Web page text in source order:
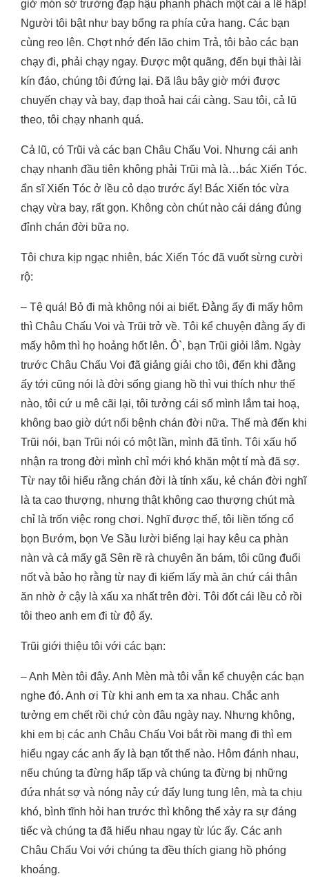
giở món sở trường đạp hậu phanh phách một cái a lê hấp!
Người tôi bật như bay bổng ra phía cửa hang. Các bạn
cùng reo lên. Chợt nhớ đến lão chim Trả, tôi bảo các bạn
chạy đi, phải chạy ngay. Được một quãng, đến bụi thài lài
kín đáo, chúng tôi đứng lại. Đã lâu bây giờ mới được
chuyến chạy và bay, đạp thoả hai cái càng. Sau tôi, cả lũ
theo, tôi chạy nhanh quá.
Cả lũ, có Trũi và các bạn Châu Chấu Voi. Nhưng cái anh
chạy nhanh đầu tiên không phải Trũi mà là…bác Xiến Tóc.
ẩn sĩ Xiến Tóc ở lều cỏ dạo trước ấy! Bác Xiến tóc vừa
chạy vừa bay, rất gọn. Không còn chút nào cái dáng đủng
đỉnh chán đời bữa nọ.
Tôi chưa kịp ngạc nhiên, bác Xiến Tóc đã vuốt sừng cười
rộ:
– Tệ quá! Bỏ đi mà không nói ai biết. Đằng ấy đi mấy hôm
thì Châu Chấu Voi và Trũi trở về. Tôi kể chuyện đằng ấy đi
mấy hôm thì họ hoảng hốt lên. Ô`, bạn Trũi giỏi lắm. Ngày
trước Châu Chấu Voi đã giảng giải cho tôi, đến khi đằng
ấy tới cũng nói là đời sống giang hồ thì vui thích như thế
nào, tôi cứ u mê cãi lại, tôi tưởng cái số mình lắm tai hoạ,
không bao giờ dứt nổi bệnh chán đời nữa. Thế mà đến khi
Trũi nói, bạn Trũi nói có một lần, mình đã tỉnh. Tôi xấu hổ
nhận ra trong đời mình chỉ mới khó khăn một tí mà đã sợ.
Từ nay tôi hiểu rằng chán đời là tính xấu, kẻ chán đời nghĩ
là ta cao thượng, nhưng thật không cao thượng chút mà
chỉ là trốn việc rong chơi. Nghĩ được thế, tôi liền tống cổ
bọn Bướm, bọn Ve Sầu lười biếng lại hay kêu ca phàn
nàn và cả mấy gã Sên rề rà chuyên ăn bám, tôi cũng đuổi
nốt và bảo họ rằng từ nay đi kiếm lấy mà ăn chứ cái thân
ăn nhờ ở cậy là xấu xa nhất trên đời. Tôi đốt cái lều cỏ rồi
tôi theo anh em đi từ độ ấy.
Trũi giới thiệu tôi với các bạn:
– Anh Mèn tôi đây. Anh Mèn mà tôi vẫn kể chuyện các bạn
nghe đó. Anh ơi Từ khi anh em ta xa nhau. Chắc anh
tưởng em chết rồi chứ còn đâu ngày nay. Nhưng không,
khi em bị các anh Châu Chấu Voi bắt rồi mang đi thì em
hiểu ngay các anh ấy là bạn tốt thế nào. Hôm đánh nhau,
nếu chúng ta đừng hấp tấp và chúng ta đừng bị những
đứa nhát sợ và nóng nảy cứ đẩy lung tung lên, mà ta chịu
khó, bình tĩnh hỏi han trước thì không thể xảy ra sự đáng
tiếc và chúng ta đã hiểu nhau ngay từ lúc ấy. Các anh
Châu Chấu Voi với chúng ta đều thích giang hồ phóng
khoáng.